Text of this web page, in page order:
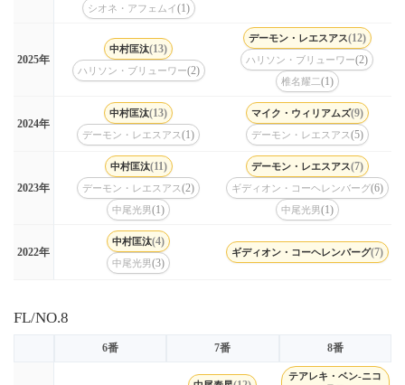
シオネ・アフェムイ(1)
2025年
中村匡汰(13)
ハリソン・ブリューワー(2)
デーモン・レエスアス(12)
ハリソン・ブリューワー(2)
椎名耀二(1)
2024年
中村匡汰(13)
デーモン・レエスアス(1)
マイク・ウィリアムズ(9)
デーモン・レエスアス(5)
2023年
中村匡汰(11)
デーモン・レエスアス(2)
中尾光男(1)
デーモン・レエスアス(7)
ギディオン・コーヘレンバーグ(6)
中尾光男(1)
2022年
中村匡汰(4)
中尾光男(3)
ギディオン・コーヘレンバーグ(7)
FL/NO.8
6番 7番 8番
テアレキ・ベン-ニコ